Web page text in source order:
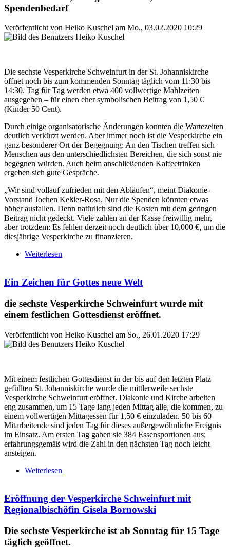
Spendenbedarf
Veröffentlicht von Heiko Kuschel am Mo., 03.02.2020 10:29
Die sechste Vesperkirche Schweinfurt in der St. Johanniskirche
öffnet noch bis zum kommenden Sonntag täglich vom 11:30 bis
14:30. Tag für Tag werden etwa 400 vollwertige Mahlzeiten
ausgegeben – für einen eher symbolischen Beitrag von 1,50 €
(Kinder 50 Cent).
Durch einige organisatorische Änderungen konnten die Wartezeiten
deutlich verkürzt werden. Aber immer noch ist die Vesperkirche ein
ganz besonderer Ort der Begegnung: An den Tischen treffen sich
Menschen aus den unterschiedlichsten Bereichen, die sich sonst nie
begegnen würden. Auch beim anschließenden Kaffeetrinken
ergeben sich gute Gespräche.
„Wir sind vollauf zufrieden mit den Abläufen“, meint Diakonie-
Vorstand Jochen Keßler-Rosa. Nur die Spenden könnten etwas
höher ausfallen. Denn natürlich sind die Kosten mit dem geringen
Beitrag nicht gedeckt. Viele zahlen an der Kasse freiwillig mehr,
aber trotzdem: Es fehlen derzeit noch deutlich über 10.000 €, um die
diesjährige Vesperkirche zu finanzieren.
Weiterlesen
Ein Zeichen für Gottes neue Welt
die sechste Vesperkirche Schweinfurt wurde mit
einem festlichen Gottesdienst eröffnet.
Veröffentlicht von Heiko Kuschel am So., 26.01.2020 17:29
Mit einem festlichen Gottesdienst in der bis auf den letzten Platz
gefüllten St. Johanniskirche wurde die mittlerweile sechste
Vesperkirche Schweinfurt eröffnet. Diakonie und Kirche arbeiten
eng zusammen, um 15 Tage lang jeden Mittag alle, die kommen, zu
einem vollwertigen Mittagessen für 1,50 € einzuladen. 50 bis 60
Mitarbeitende sind jeden Tag für dieses außergewöhnliche Ereignis
im Einsatz. Am ersten Tag gaben sie 384 Essensportionen aus;
erfahrungsgemäß wird die Zahl in den nächsten Tag noch leicht
ansteigen.
Weiterlesen
Eröffnung der Vesperkirche Schweinfurt mit
Regionalbischöfin Gisela Bornowski
Die sechste Vesperkirche ist ab Sonntag für 15 Tage
täglich geöffnet.